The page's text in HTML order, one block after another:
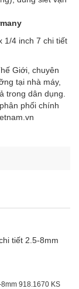
Giới, chuyên
tại nhà máy,
trong dân dụng.
phối chính
918.1670 KS